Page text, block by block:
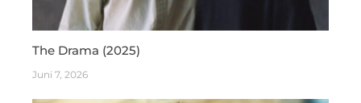
The Drama (2025)
Juni 7, 2026